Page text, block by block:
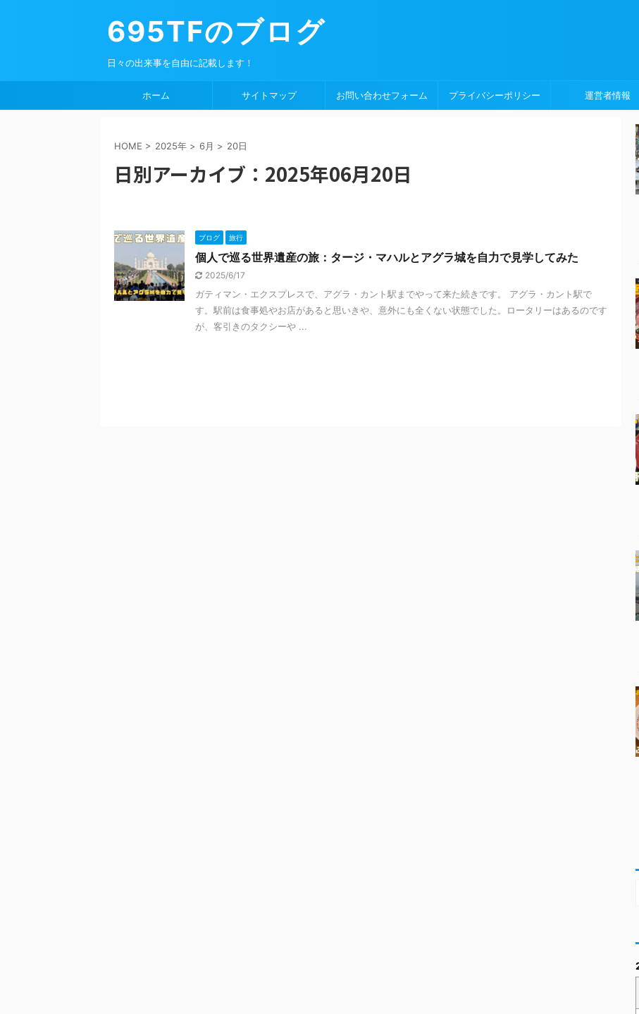
695TFのブログ
日々の出来事を自由に記載します！
ホーム サイトマップ お問い合わせフォーム プライバシーポリシー 運営者情報
HOME > 2025年 > 6月 > 20日
日別アーカイブ：2025年06月20日
ブログ 旅行
個人で巡る世界遺産の旅：タージ・マハルとアグラ城を自力で見学してみた
2025/6/17
ガティマン・エクスプレスで、アグラ・カント駅までやって来た続きです。 アグラ・カント駅で
す。駅前は食事処やお店があると思いきや、意外にも全くない状態でした。ロータリーはあるのです
が、客引きのタクシーや ...